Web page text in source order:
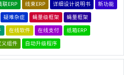
联ERP 线束ERP 详细设计说明书 新功能
疑难杂症 蝇量级框架 蝇量框架
在线软件 在线支付 纸箱ERP
义组件 自动升级程序